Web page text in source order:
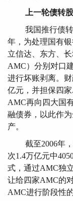
上一轮债转
我国推行债
年，为处理国有
立信达、东方、
AMC）分别对口
进行坏账剥离。
亿元，并担保四
AMC再向四大国
融债券，以此作
产。
截至2006年
次1.4万亿元中
式，通过AMC独
让给四家AMC的
AMC进行阶段性